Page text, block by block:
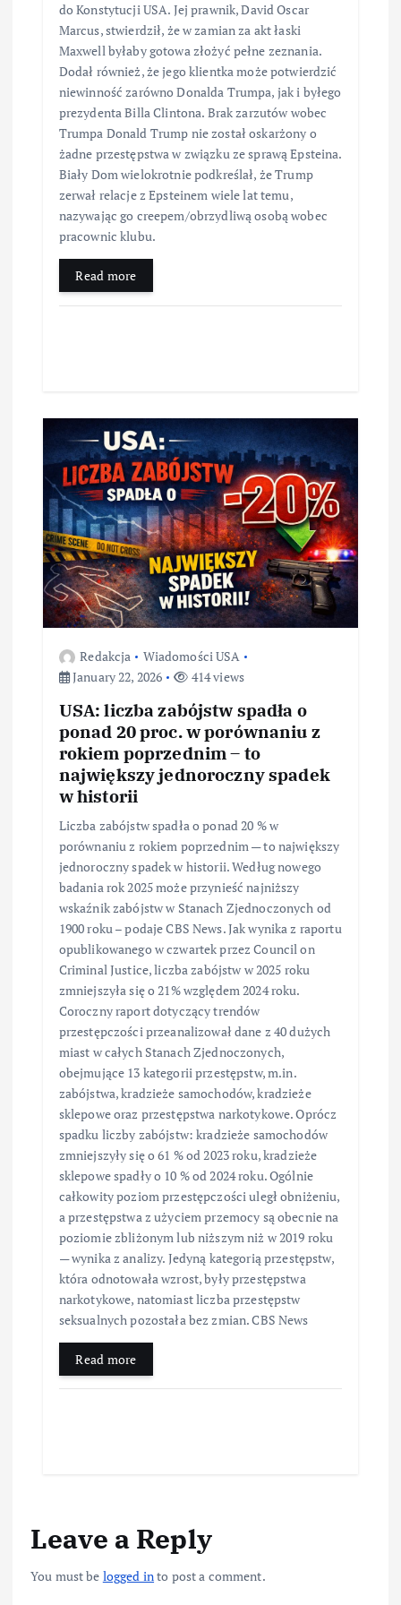
do Konstytucji USA. Jej prawnik, David Oscar
Marcus, stwierdził, że w zamian za akt łaski
Maxwell byłaby gotowa złożyć pełne zeznania.
Dodał również, że jego klientka może potwierdzić
niewinność zarówno Donalda Trumpa, jak i byłego
prezydenta Billa Clintona. Brak zarzutów wobec
Trumpa Donald Trump nie został oskarżony o
żadne przestępstwa w związku ze sprawą Epsteina.
Biały Dom wielokrotnie podkreślał, że Trump
zerwał relacje z Epsteinem wiele lat temu,
nazywając go creepem/obrzydliwą osobą wobec
pracownic klubu.
Read more
Redakcja
Wiadomości USA
January 22, 2026
414 views
USA: liczba zabójstw spadła o
ponad 20 proc. w porównaniu z
rokiem poprzednim – to
największy jednoroczny spadek
w historii
Liczba zabójstw spadła o ponad 20 % w
porównaniu z rokiem poprzednim — to największy
jednoroczny spadek w historii. Według nowego
badania rok 2025 może przynieść najniższy
wskaźnik zabójstw w Stanach Zjednoczonych od
1900 roku – podaje CBS News. Jak wynika z raportu
opublikowanego w czwartek przez Council on
Criminal Justice, liczba zabójstw w 2025 roku
zmniejszyła się o 21% względem 2024 roku.
Coroczny raport dotyczący trendów
przestępczości przeanalizował dane z 40 dużych
miast w całych Stanach Zjednoczonych,
obejmujące 13 kategorii przestępstw, m.in.
zabójstwa, kradzieże samochodów, kradzieże
sklepowe oraz przestępstwa narkotykowe. Oprócz
spadku liczby zabójstw: kradzieże samochodów
zmniejszyły się o 61 % od 2023 roku, kradzieże
sklepowe spadły o 10 % od 2024 roku. Ogólnie
całkowity poziom przestępczości uległ obniżeniu,
a przestępstwa z użyciem przemocy są obecnie na
poziomie zbliżonym lub niższym niż w 2019 roku
— wynika z analizy. Jedyną kategorią przestępstw,
która odnotowała wzrost, były przestępstwa
narkotykowe, natomiast liczba przestępstw
seksualnych pozostała bez zmian. CBS News
Read more
Leave a Reply
You must be logged into post a comment.